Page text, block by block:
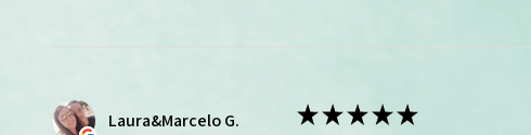
Laura&Marcelo G. ★★★★★